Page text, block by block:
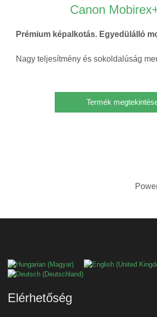
Canon
Prémium képalkotás. Egyedülálló
Nagy teljesítmény és sokoldalúság
Termék
Válasszon nyelvet
Elérhetőség